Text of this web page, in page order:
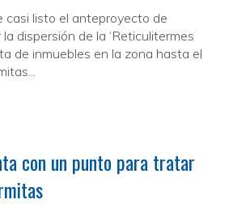
casi listo el anteproyecto de
dispersión de la ‘Reticulitermes
de inmuebles en la zona hasta el
con un punto para tratar